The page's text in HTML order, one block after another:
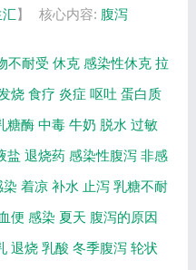
吃母乳又乳糖不耐受怎么
】 核心内容: 腹泻
不耐受 休克 感染性休克 拉
烧 食疗 炎症 呕吐 蛋白质
糖酶 中毒 牛奶 脱水 过敏
盐 退烧药 感染性腹泻 非感
染 着凉 补水 止泻 乳糖不耐
血便 感染 夏天 腹泻的原因
退烧 乳酸 冬季腹泻 轮状